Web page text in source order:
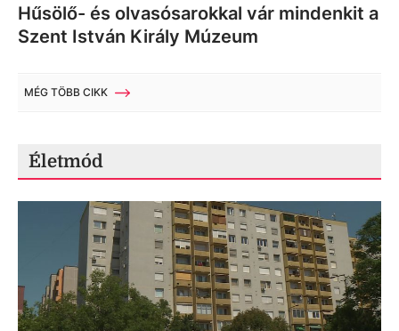
Hűsölő- és olvasósarokkal vár mindenkit a
Szent István Király Múzeum
MÉG TÖBB CIKK
Életmód